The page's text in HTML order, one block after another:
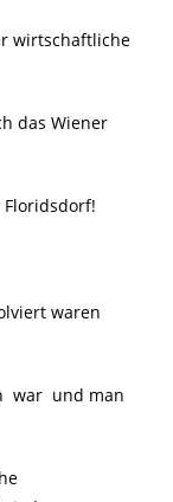
wirtschaftliche
das Wiener
waren
war und man